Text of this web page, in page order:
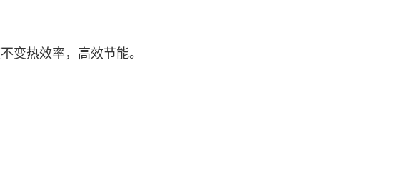
变热效率，高效节能。